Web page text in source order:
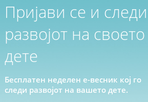
Пријави се и
развојот на своето
дете
Бесплатен неделен е-весник кој го
следи развојот на вашето дете.